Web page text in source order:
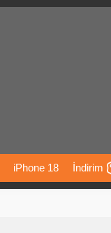
iPhone 18 İndirim